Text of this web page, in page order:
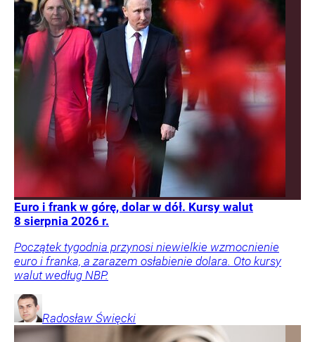
Euro i frank w górę, dolar w dół. Kursy walut
8 sierpnia 2026 r.
Początek tygodnia przynosi niewielkie wzmocnienie
euro i franka, a zarazem osłabienie dolara. Oto kursy
walut według NBP.
Radosław Święcki